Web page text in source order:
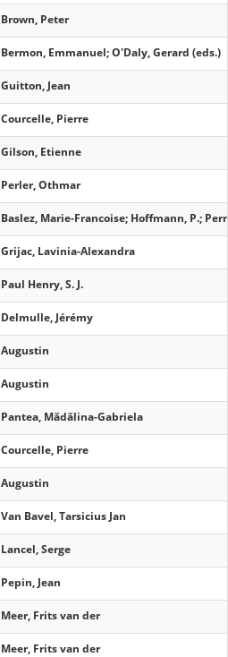
Brown, Peter
Bermon, Emmanuel; O'Daly, Gerard (eds.)
Guitton, Jean
Courcelle, Pierre
Gilson, Etienne
Perler, Othmar
Baslez, Marie-Francoise; Hoffmann, P.;
Grijac, Lavinia-Alexandra
Paul Henry, S. J.
Delmulle, Jérémy
Augustin
Augustin
Pantea, Mădălina-Gabriela
Courcelle, Pierre
Augustin
Van Bavel, Tarsicius Jan
Lancel, Serge
Pepin, Jean
Meer, Frits van der
Meer, Frits van der